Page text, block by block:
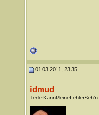
01.03.2011, 23:35
idmud
JederKannMeineFehlerSeh'n